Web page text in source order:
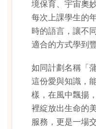
境保育、宇宙奧
每次上課學生的
時的語言，讓不
適合的方式學到
如同計劃名稱「
這份愛與知識，
樣，在風中飄揚
裡綻放出生命的
服務，更是一場